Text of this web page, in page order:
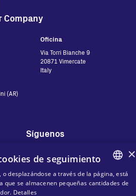
Company
(AR)
Oficina
Via Torri Bianche 9
20871 Vimercate
Italy
Síguenos
Privacidad de Datos
Cookies
ENGLISH
×
de seguimiento
o desplazándose a través de la página, está
que se almacenen pequeñas cantidades de
Detalles